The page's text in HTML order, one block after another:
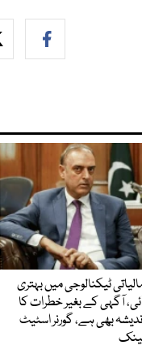
ٹیکنالوجی میں بہتری
آگہی کے بغیر خطرات کا
بھی ہے، گورنر اسٹیٹ